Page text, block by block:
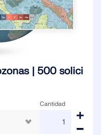
| 500 solici
Cantidad